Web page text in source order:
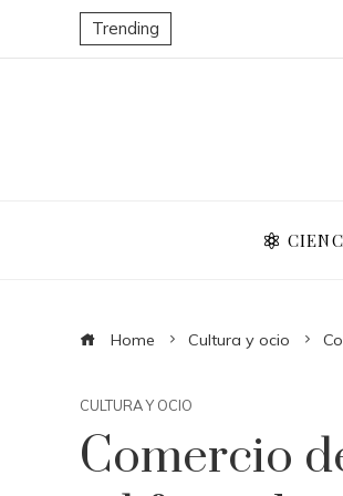
Trending
Home Cultura y ocio
CULTURA Y OCIO
Comercio